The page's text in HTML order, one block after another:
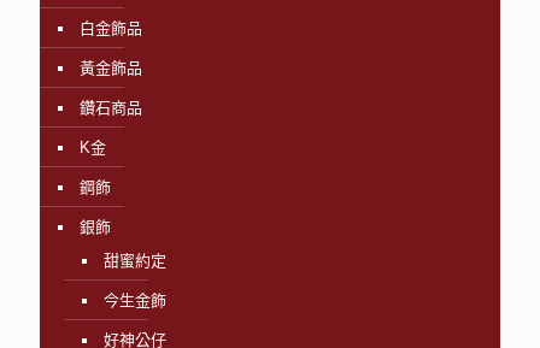
白金飾品
黃金飾品
鑽石商品
K金
鋼飾
銀飾
甜蜜約定
今生金飾
好神公仔